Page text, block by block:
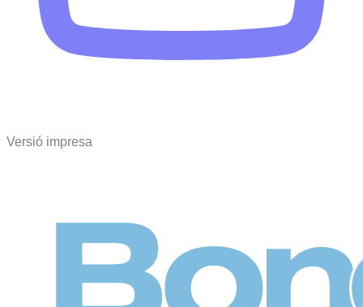
Versió impresa